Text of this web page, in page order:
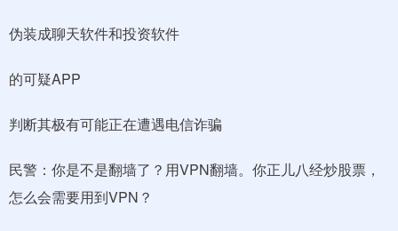
伪装成聊天软件和投资软件
的可疑APP
判断其极有可能正在遭遇电信诈骗
民警：你是不是翻墙了？用VPN翻墙。你正儿八经炒股票，
怎么会需要用到VPN？